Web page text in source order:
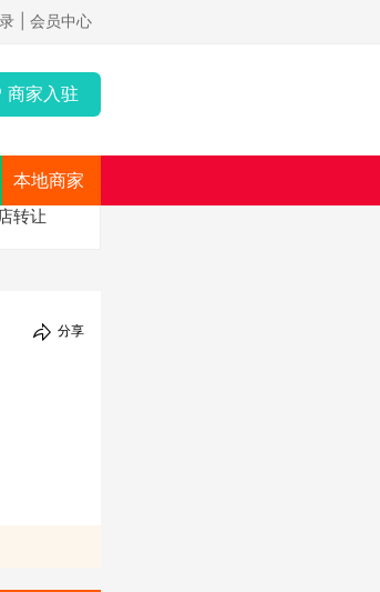
| 会员中心
商家入驻
本地商家
转让
分享